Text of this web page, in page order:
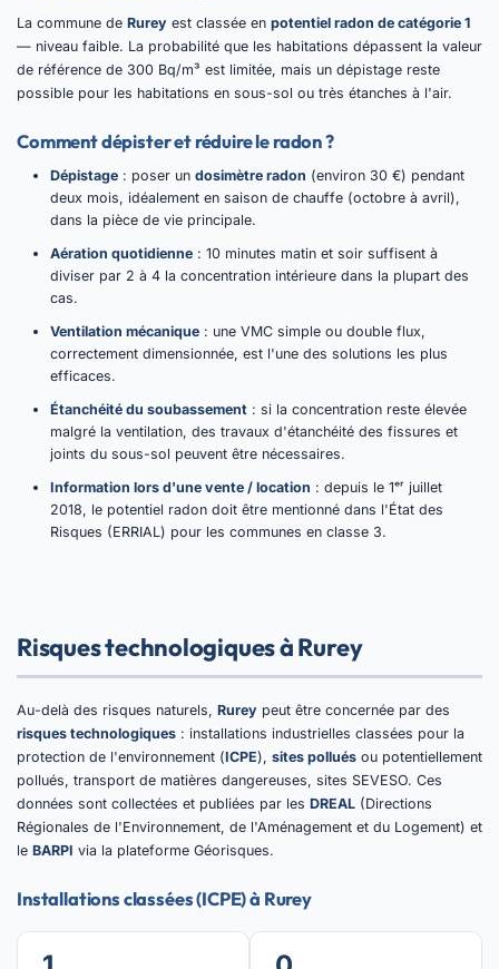
La commune de Rurey est classée en potentiel radon de catégorie 1
— niveau faible. La probabilité que les habitations dépassent la valeur
de référence de 300 Bq/m³ est limitée, mais un dépistage reste
possible pour les habitations en sous-sol ou très étanches à l'air.
Comment dépister et réduire le radon ?
Dépistage : poser un dosimètre radon (environ 30 €) pendant
deux mois, idéalement en saison de chauffe (octobre à avril),
dans la pièce de vie principale.
Aération quotidienne : 10 minutes matin et soir suffisent à
diviser par 2 à 4 la concentration intérieure dans la plupart des
cas.
Ventilation mécanique : une VMC simple ou double flux,
correctement dimensionnée, est l'une des solutions les plus
efficaces.
Étanchéité du soubassement : si la concentration reste élevée
malgré la ventilation, des travaux d'étanchéité des fissures et
joints du sous-sol peuvent être nécessaires.
Information lors d'une vente / location : depuis le 1ᵉʳ juillet
2018, le potentiel radon doit être mentionné dans l'État des
Risques (ERRIAL) pour les communes en classe 3.
Risques technologiques à Rurey
Au-delà des risques naturels, Rurey peut être concernée par des
risques technologiques : installations industrielles classées pour la
protection de l'environnement (ICPE), sites pollués ou potentiellement
pollués, transport de matières dangereuses, sites SEVESO. Ces
données sont collectées et publiées par les DREAL (Directions
Régionales de l'Environnement, de l'Aménagement et du Logement) et
le BARPI via la plateforme Géorisques.
Installations classées (ICPE) à Rurey